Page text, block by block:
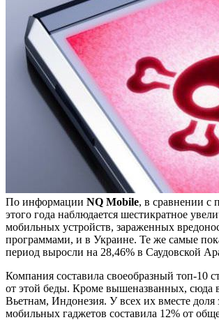
По информации NQ Mobile, в сравнении с
этого года наблюдается шестикратное
мобильных устройств, зараженных
программами, и в Украине. Те же самые
период выросли на 28,46% в Саудовской
Компания составила своеобразный топ-10
от этой беды. Кроме вышеназванных, сюда
Вьетнам, Индонезия. У всех их вместе доля
мобильных гаджетов составила 12% от